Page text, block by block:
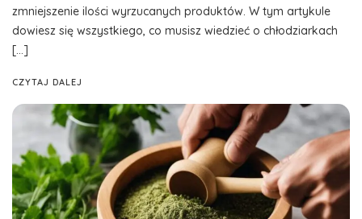
zmniejszenie ilości wyrzucanych produktów. W tym artykule
dowiesz się wszystkiego, co musisz wiedzieć o chłodziarkach
[…]
CZYTAJ DALEJ